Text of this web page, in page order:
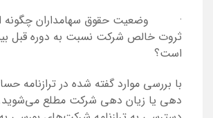
· وضعیت حقوق سهامداران چگونه
ثروت خالص شرکت نسبت به دوره قبل
است؟
با بررسی موارد گفته شده در ترازنامه
دهی یا زیان دهی شرکت مطلع